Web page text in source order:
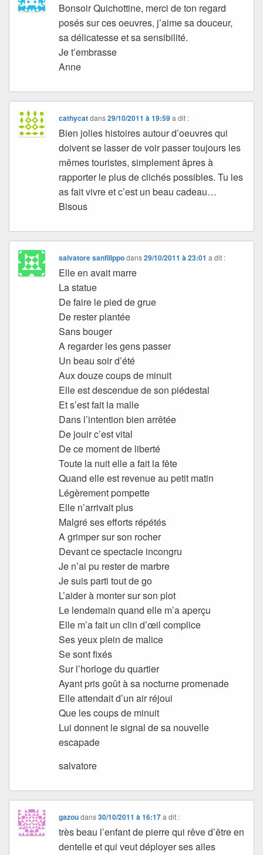
Bonsoir Quichottine, merci de ton regard
posés sur ces oeuvres, j’aime sa douceur,
sa délicatesse et sa sensibilité.
Je t’embrasse
Anne
cathycatdans29/10/2011 à 19:59 a dit :
Bien jolies histoires autour d’oeuvres qui
doivent se lasser de voir passer toujours les
mêmes touristes, simplement âpres à
rapporter le plus de clichés possibles. Tu les
as fait vivre et c’est un beau cadeau…
Bisous
salvatore sanfilippodans29/10/2011 à 23:01 a dit :
Elle en avait marre
La statue
De faire le pied de grue
De rester plantée
Sans bouger
A regarder les gens passer
Un beau soir d’été
Aux douze coups de minuit
Elle est descendue de son piédestal
Et s’est fait la malle
Dans l’intention bien arrêtée
De jouir c’est vital
De ce moment de liberté
Toute la nuit elle a fait la fête
Quand elle est revenue au petit matin
Légèrement pompette
Elle n’arrivait plus
Malgré ses efforts répétés
A grimper sur son rocher
Devant ce spectacle incongru
Je n’ai pu rester de marbre
Je suis parti tout de go
L’aider à monter sur son plot
Le lendemain quand elle m’a aperçu
Elle m’a fait un clin d’œil complice
Ses yeux plein de malice
Se sont fixés
Sur l’horloge du quartier
Ayant pris goût à sa nocturne promenade
Elle attendait d’un air réjoui
Que les coups de minuit
Lui donnent le signal de sa nouvelle
escapade
salvatore
gazoudans30/10/2011 à 16:17 a dit :
très beau l’enfant de pierre qui rêve d’être en
dentelle et qui veut déployer ses ailes